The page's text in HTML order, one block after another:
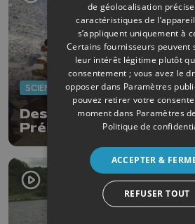
SCIENCES
Des crémations
Préhistomuseum
de géolocalisation
caractéristiques de
s’appliquent uniquement à
Certains fournisseurs peuvent
leur intérêt légitime plutôt
consentement ; vous avez le
opposer dans Paramètres
pouvez retirer votre
moment dans Paramètres
Politique de
ACCEPTER &
REFUSER TOUT